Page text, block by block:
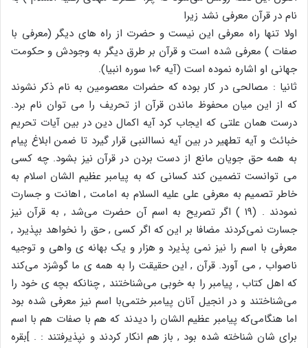
نام در قرآن معرفی نشد زیرا
اولا تنها راه معرفی این نیست و حضرت از راه های دیگر (معرفی با
صفات ) معرفی شده است و قرآن بر طرق دیگر به وجودش و حکومت
جهانی او اشاره نموده است (آیه ۱۰۶ سوره انبیا).
ثانیا : مصالحی در کار بوده که حضرات معصومین به نام ذکر نشوند
که از این میان محفوظ ماندن قرآن از تحریف را می توان نام برد.
درست همان علتی که ایجاب کرد آیه اکمال دین در بین آیات تحریم
خبائث و آیه تطهیر در بین آیه نساالنبی قرار گیرد تا ضمن ابلاغ پیام
به همه حق جویان مانع از دست بردن در قرآن نیز بشود. چه کسی
می توانست تضمین کند کسانی که به پیامبر عظیم الشان اسلام به
خاطر تصمیم به معرفی علی علیه السلام به امامت , اهانت و جسارت
نمودند . (۱۹ ) اگر تصریح به اسم آن حضرت می‌شد , به قرآن نیز
جسارت نمی‌کردند مضافا بر این که اگر کسی , حق را نخواهد بپذیرد ,
معرفی با اسم را نیز نمی پذیرد و هزار و یک بهانه ی واهی و توجیه
ناصواب , می آورد. قرآن , این حقیقت را به همه ی ما گوشزد می‌کند
که اهل کتاب , پیامبر را به خوبی می‌شناختند , چنانکه بچه ی خود را
می‌شناختند و در انجیل آنان پیامبر ختمی‌با اسم نیز معرفی شده بود
اما هنگامی‌که پیامبر عظیم الشان را دیدند که هم با صفات هم با اسم
برای شان شناخته شده بود , باز هم انکار کردند و نپذیرفتند : . ]بقره